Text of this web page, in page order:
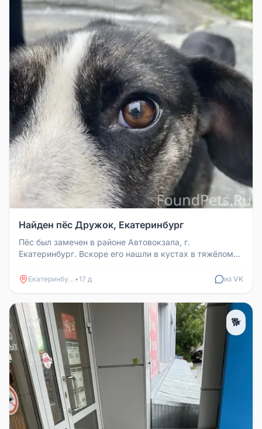
Найден пёс Дружок, Екатеринбург
Пёс был замечен в районе Автовокзала, г.
Екатеринбург. Вскоре его нашли в кустах в тяжёлом
Екатеринбург •17 д из VK
🐕